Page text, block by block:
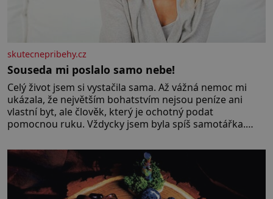
skutecnepribehy.cz
Souseda mi poslalo samo nebe!
Celý život jsem si vystačila sama. Až vážná nemoc mi
ukázala, že největším bohatstvím nejsou peníze ani
vlastní byt, ale člověk, který je ochotný podat
pomocnou ruku. Vždycky jsem byla spíš samotářka.
partnera. Stačily mi knihy, práce a hlavně klid. Hned po
studiích jsem odešla z rodného města,